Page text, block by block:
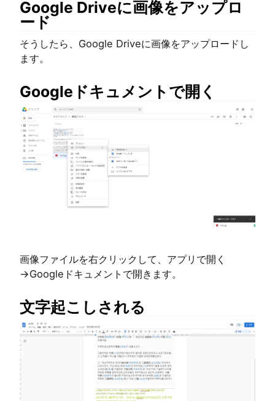
Google Driveに画像をアップロ
ード
そうしたら、Google Driveに画像をアップロードし
ます。
Googleドキュメントで開く
画像ファイルを右クリックして、アプリで開く
→Googleドキュメントで開きます。
文字起こしされる